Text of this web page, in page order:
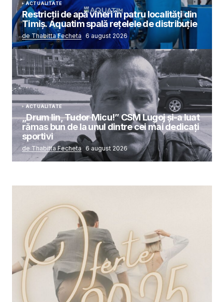
ACTUALITATE
Restricții de apă vineri în patru localități din
Timiș. Aquatim spală rețelele de distribuție
de Thabitta Fecheta 6 august 2026
ACTUALITATE
„Drum lin, Tudor Micu!” CSM Lugoj și-a luat
rămas bun de la unul dintre cei mai dedicați
sportivi
de Thabitta Fecheta 6 august 2026